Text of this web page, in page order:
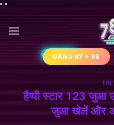
" "Chuyển
nội
ĐĂNG KÝ + 88
TIN
हैप्पी स्टार 123 जुआ
जुआ खेलें और